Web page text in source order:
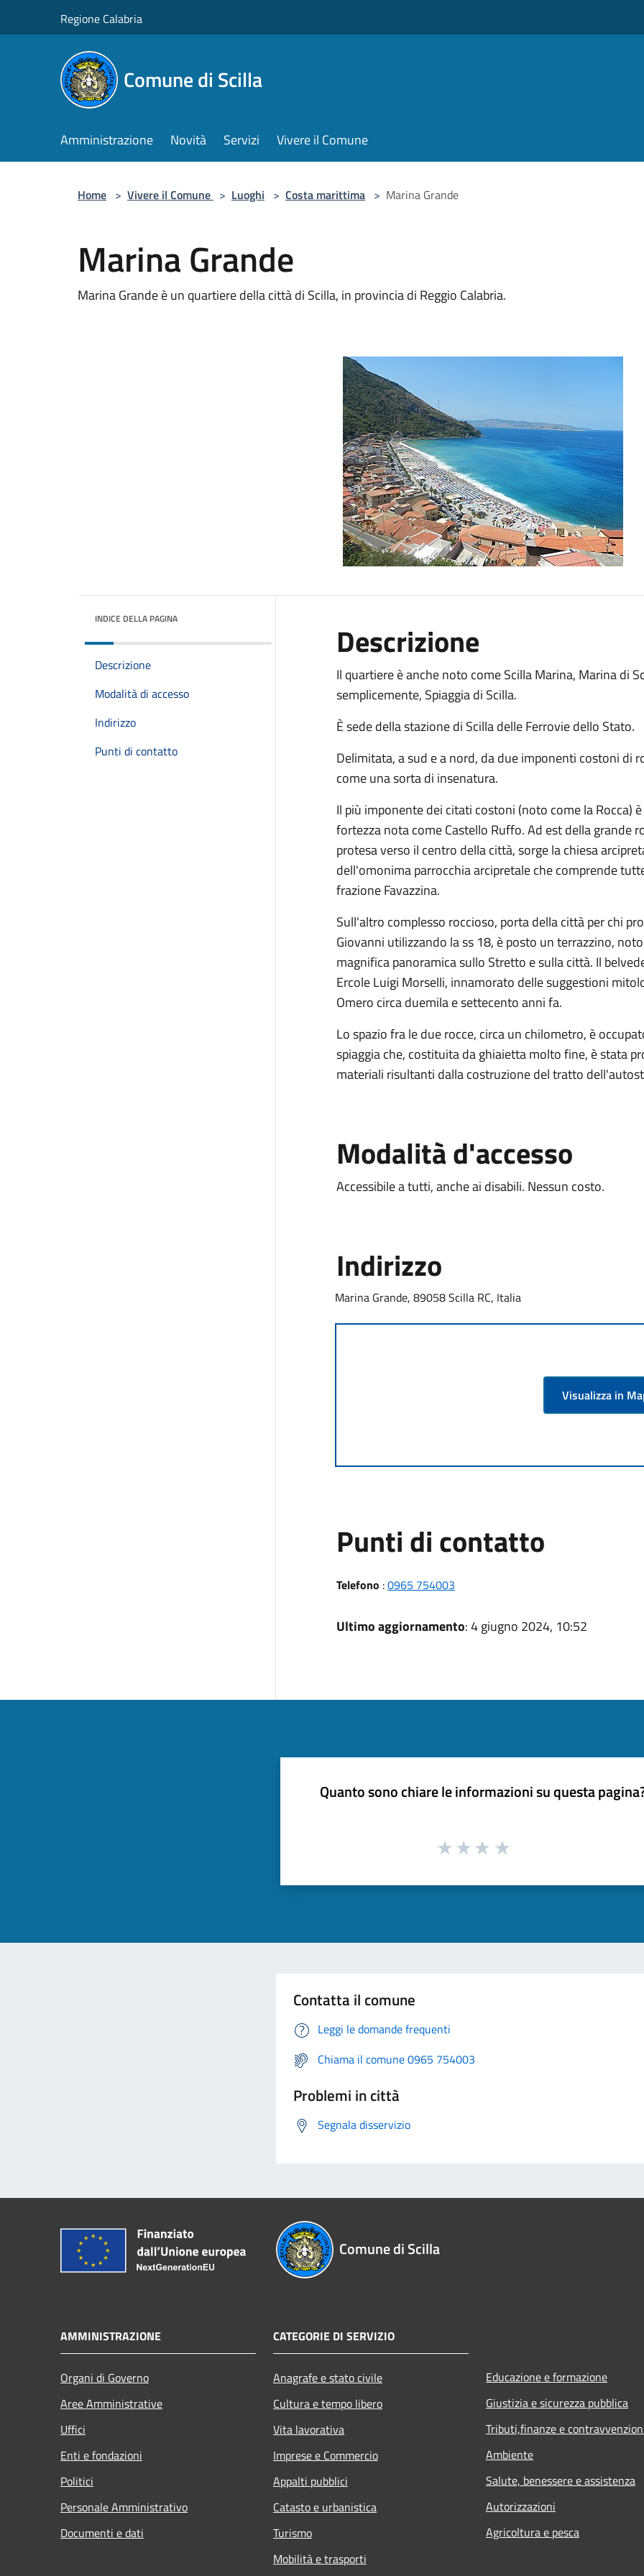
Regione Calabria
Comune di Scilla
Amministrazione Novità Servizi Vivere il Comune
Home > Vivere il Comune > Luoghi > Costa marittima > Marina Grande
Marina Grande
Marina Grande è un quartiere della città di Scilla, in provincia di Reggio Calabria.
INDICE DELLA PAGINA
Descrizione
Modalità di accesso
Indirizzo
Punti di contatto
Descrizione
Il quartiere è anche noto come Scilla Marina, Marina di
semplicemente, Spiaggia di Scilla.
È sede della stazione di Scilla delle Ferrovie dello Stato.
Delimitata, a sud e a nord, da due imponenti costoni di
come una sorta di insenatura.
Il più imponente dei citati costoni (noto come la Rocca)
fortezza nota come Castello Ruffo. Ad est della grande
protesa verso il centro della città, sorge la chiesa
dell'omonima parrocchia arcipretale che comprende
frazione Favazzina.
Sull'altro complesso roccioso, porta della città per chi
Giovanni utilizzando la ss 18, è posto un terrazzino,
magnifica panoramica sullo Stretto e sulla città. Il
Ercole Luigi Morselli, innamorato delle suggestioni
Omero circa duemila e settecento anni fa.
Lo spazio fra le due rocce, circa un chilometro, è
spiaggia che, costituita da ghiaietta molto fine, è stata
materiali risultanti dalla costruzione del tratto
Modalità d'accesso
Accessibile a tutti, anche ai disabili. Nessun costo.
Indirizzo
Marina Grande, 89058 Scilla RC, Italia
Visualizza in
Punti di contatto
Telefono :0965 754003
Ultimo aggiornamento: 4 giugno 2024, 10:52
Quanto sono chiare le informazioni su questa
Contatta il comune
Leggi le domande frequenti
Chiama il comune 0965 754003
Problemi in città
Segnala disservizio
Comune di Scilla
AMMINISTRAZIONE
Organi di Governo
Aree Amministrative
Uffici
Enti e fondazioni
Politici
Personale Amministrativo
Documenti e dati
CATEGORIE DI SERVIZIO
Anagrafe e stato civile
Cultura e tempo libero
Vita lavorativa
Imprese e Commercio
Appalti pubblici
Catasto e urbanistica
Turismo
Mobilità e trasporti
Educazione e formazione
Giustizia e sicurezza pubblica
Tributi,finanze e
Ambiente
Salute, benessere e assistenza
Autorizzazioni
Agricoltura e pesca